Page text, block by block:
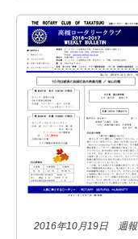
2016年10月19日 週報